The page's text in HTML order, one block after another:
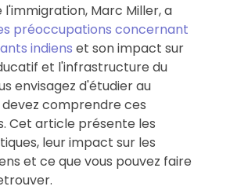
l'immigration, Marc Miller, a
préoccupations concernant
indiens et son impact sur
et l'infrastructure du
envisagez d'étudier au
devez comprendre ces
Cet article présente les
leur impact sur les
et ce que vous pouvez faire